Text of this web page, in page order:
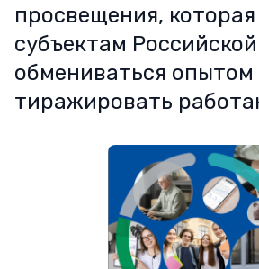
просвещения,
субъектам
обмениваться опытом
тиражировать